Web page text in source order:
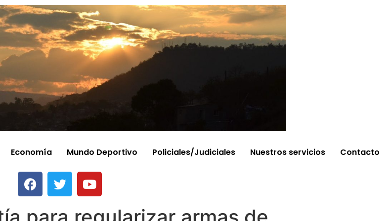
Economía Mundo Deportivo Policiales/Judiciales Nuestros servicios Contacto